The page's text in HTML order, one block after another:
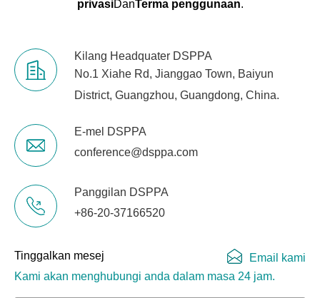
privasiDanTerma penggunaan.
Kilang Headquater DSPPA
No.1 Xiahe Rd, Jianggao Town, Baiyun
District, Guangzhou, Guangdong, China.
E-mel DSPPA
conference@dsppa.com
Panggilan DSPPA
+86-20-37166520
Tinggalkan mesej
Kami akan menghubungi anda dalam masa 24 jam.
Email kami